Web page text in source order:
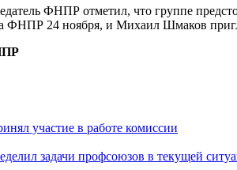
ФНПР отметил, что группе
ФНПР 24 ноября, и Михаил Шмаков
участие в работе комиссии
задачи профсоюзов в текущей